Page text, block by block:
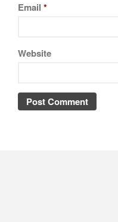
Email *
Website